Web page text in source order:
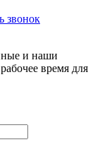
звонок
и наши
время для